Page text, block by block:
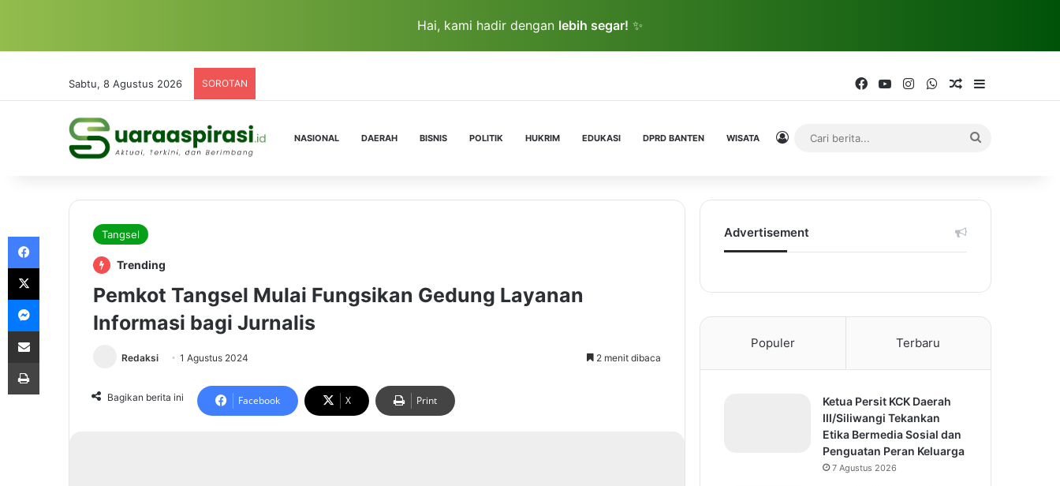
Hai, kami hadir dengan lebih segar! ✨
Sabtu, 8 Agustus 2026 SOROTAN FacebookYouTubeInstagramWhatsAppRandom Article
NASIONAL DAERAH BISNIS POLITIK HUKRIM EDUKASI DPRD BANTEN WISATA Log In
Tangsel
Trending
Pemkot Tangsel Mulai Fungsikan Gedung Layanan
Informasi bagi Jurnalis
Redaksi 1 Agustus 2024 2 menit dibaca
Bagikan berita ini Facebook X Print
Advertisement
Populer Terbaru
Ketua Persit KCK Daerah
III/Siliwangi Tekankan
Etika Bermedia Sosial dan
Penguatan Peran Keluarga
7 Agustus 2026
Messenger